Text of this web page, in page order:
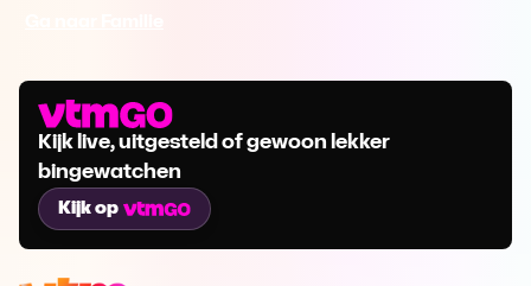
Kijk live, uitgesteld of gewoon lekker
bingewatchen
Kijk op